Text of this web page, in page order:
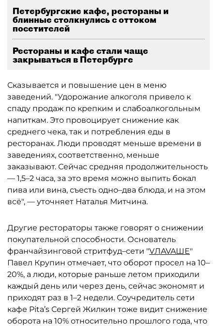
Петербургские кафе, рестораны и
блинные столкнулись с оттоком
посетителей
Рестораны и кафе стали чаще
закрываться в Петербурге
Сказывается и повышение цен в меню
заведений. "Удорожание алкоголя привело к
спаду продаж по крепким и слабоалкогольным
напиткам. Это провоцирует снижение как
среднего чека, так и потребления еды в
ресторанах. Люди проводят меньше времени в
заведениях, соответственно, меньше
заказывают. Сейчас средняя продолжительность
— 1,5–2 часа, за это время можно выпить бокал
пива или вина, съесть одно–два блюда, и на этом
всё", — уточняет Наталья Митчина.
Другие рестораторы также говорят о снижении
покупательной способности. Основатель
франчайзинговой стритфуд–сети "VЛAVAШЕ"
Павел Крупин отмечает, что оборот просел на 10–
20%, а люди, которые раньше летом приходили
каждый день или через день, сейчас экономят и
приходят раз в 1–2 недели. Соучредитель сети
кафе Pita’s Сергей Жилкин тоже видит снижение
оборота на 10% относительно прошлого года, что